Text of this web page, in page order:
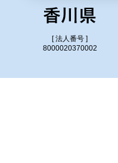
[ 法人番号 ]
8000020370002